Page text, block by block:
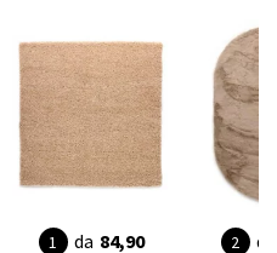
da 84,90 da